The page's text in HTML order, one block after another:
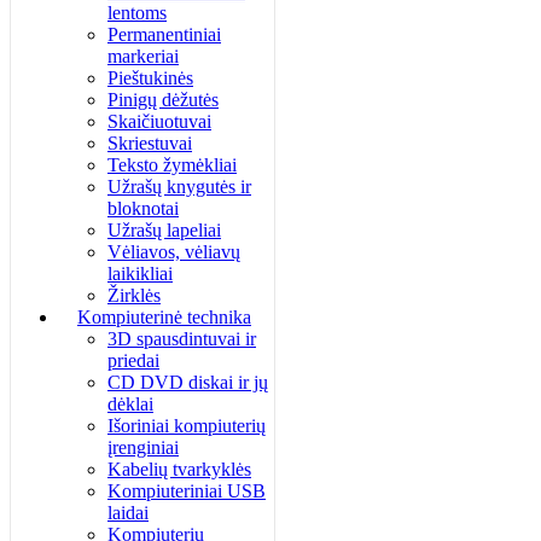
lentoms
Permanentiniai
markeriai
Pieštukinės
Pinigų dėžutės
Skaičiuotuvai
Skriestuvai
Teksto žymėkliai
Užrašų knygutės ir
bloknotai
Užrašų lapeliai
Vėliavos, vėliavų
laikikliai
Žirklės
Kompiuterinė technika
3D spausdintuvai ir
priedai
CD DVD diskai ir jų
dėklai
Išoriniai kompiuterių
įrenginiai
Kabelių tvarkyklės
Kompiuteriniai USB
laidai
Kompiuterių